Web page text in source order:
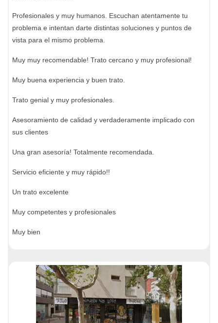
Profesionales y muy humanos. Escuchan atentamente tu
problema e intentan darte distintas soluciones y puntos de
vista para el mismo problema.
Muy muy recomendable! Trato cercano y muy profesional!
Muy buena experiencia y buen trato.
Trato genial y muy profesionales.
Asesoramiento de calidad y verdaderamente implicado con
sus clientes
Una gran asesoría! Totalmente recomendada.
Servicio eficiente y muy rápido!!
Un trato excelente
Muy competentes y profesionales
Muy bien